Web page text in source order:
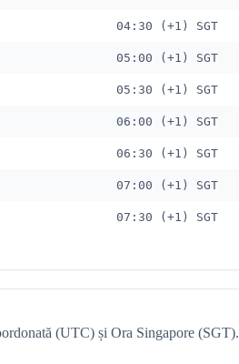
04:30 (+1) SGT
05:00 (+1) SGT
05:30 (+1) SGT
06:00 (+1) SGT
06:30 (+1) SGT
07:00 (+1) SGT
07:30 (+1) SGT
(UTC) și Ora Singapore (SGT).